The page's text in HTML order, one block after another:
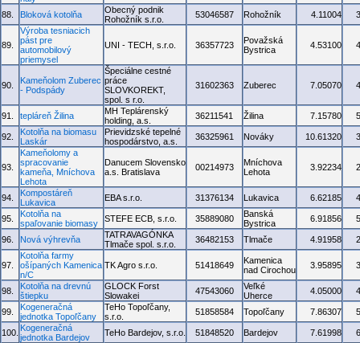
88.
Bloková kotolňa
Obecný podnik
Rohožník s.r.o.
53046587 Rohožník 4.11004
89.
Výroba tesniacich
pást pre
automobilový
priemysel
UNI - TECH, s.r.o. 36357723
Považská
Bystrica
4.53100
90.
Kameňolom Zuberec
- Podspády
Špeciálne cestné
práce
SLOVKOREKT,
spol. s r.o.
31602363 Zuberec 7.05070
91. tepláreň Žilina
MH Teplárenský
holding, a.s.
36211541 Žilina 7.15780
92.
Kotolňa na biomasu
Laskár
Prievidzské tepelné
hospodárstvo, a.s.
36325961 Nováky 10.61320
93.
Kameňolomy a
spracovanie
kameňa, Mníchova
Lehota
Danucem Slovensko
a.s. Bratislava
00214973
Mníchova
Lehota
3.92234
94.
Kompostáreň
Lukavica
EBA s.r.o. 31376134 Lukavica 6.62185
95.
Kotolňa na
spaľovanie biomasy
STEFE ECB, s.r.o. 35889080
Banská
Bystrica
6.91856
96. Nová výhrevňa
TATRAVAGÓNKA
Tlmače spol. s.r.o.
36482153 Tlmače 4.91958
97.
Kotolňa farmy
ošípaných Kamenica
n/C
TK Agro s.r.o. 51418649
Kamenica
nad Cirochou
3.95895
98.
Kotolňa na drevnú
štiepku
GLOCK Forst
Slowakei
47543060
Veľké
Uherce
4.05000
99.
Kogeneračná
jednotka Topoľčany
TeHo Topoľčany,
s.r.o.
51858584 Topoľčany 7.86307
100. Kogeneračná
jednotka Bardejov
TeHo Bardejov, s.r.o. 51848520 Bardejov 7.61998